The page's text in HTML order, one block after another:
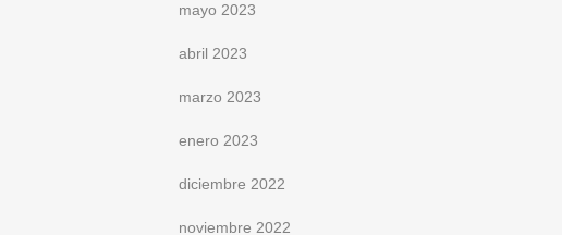
mayo 2023
abril 2023
marzo 2023
enero 2023
diciembre 2022
noviembre 2022